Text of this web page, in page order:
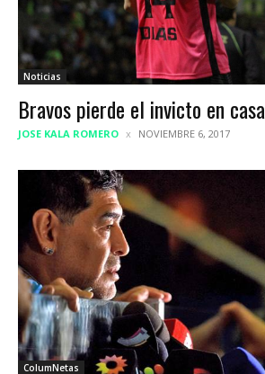
Noticias
Bravos pierde el invicto en casa
JOSE KALA ROMERO NOVIEMBRE 6, 2017
ColumNetas